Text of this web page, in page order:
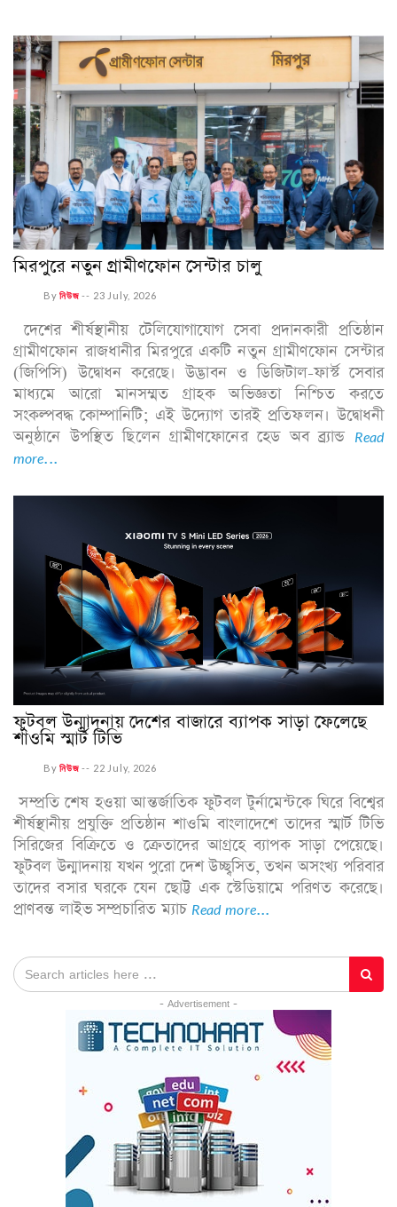
মিরপুরে নতুন গ্রামীণফোন সেন্টার চালু
Byনিউজ -- 23 July, 2026
দেশের শীর্ষস্থানীয় টেলিযোগাযোগ সেবা প্রদানকারী প্রতিষ্ঠান
গ্রামীণফোন রাজধানীর মিরপুরে একটি নতুন গ্রামীণফোন সেন্টার
(জিপিসি) উদ্বোধন করেছে। উদ্ভাবন ও ডিজিটাল-ফার্স্ট সেবার
মাধ্যমে আরো মানসম্মত গ্রাহক অভিজ্ঞতা নিশ্চিত করতে
সংকল্পবদ্ধ কোম্পানিটি; এই উদ্যোগ তারই প্রতিফলন। উদ্বোধনী
অনুষ্ঠানে উপস্থিত ছিলেন গ্রামীণফোনের হেড অব ব্র্যান্ড Read
more...
ফুটবল উন্মাদনায় দেশের বাজারে ব্যাপক সাড়া ফেলেছে
শাওমি স্মার্ট টিভি
Byনিউজ -- 22 July, 2026
সম্প্রতি শেষ হওয়া আন্তর্জাতিক ফুটবল টুর্নামেন্টকে ঘিরে বিশ্বের
শীর্ষস্থানীয় প্রযুক্তি প্রতিষ্ঠান শাওমি বাংলাদেশে তাদের স্মার্ট টিভি
সিরিজের বিক্রিতে ও ক্রেতাদের আগ্রহে ব্যাপক সাড়া পেয়েছে।
ফুটবল উন্মাদনায় যখন পুরো দেশ উচ্ছ্বসিত, তখন অসংখ্য পরিবার
তাদের বসার ঘরকে যেন ছোট্ট এক স্টেডিয়ামে পরিণত করেছে।
প্রাণবন্ত লাইভ সম্প্রচারিত ম্যাচ Read more...
- Advertisement -